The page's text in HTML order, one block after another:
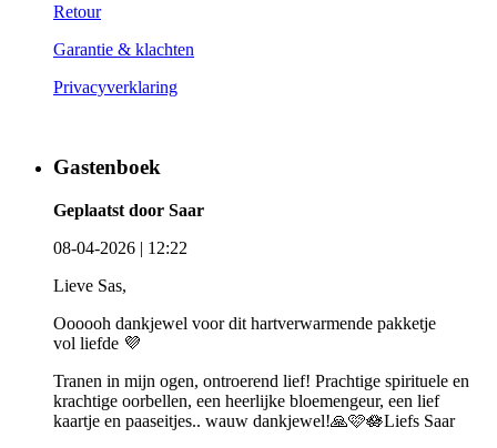
Retour
Garantie & klachten
Privacyverklaring
Gastenboek
Geplaatst door Saar
08-04-2026 | 12:22
Lieve Sas,
Oooooh dankjewel voor dit hartverwarmende pakketje
vol liefde 💜
Tranen in mijn ogen, ontroerend lief! Prachtige spirituele en
krachtige oorbellen, een heerlijke bloemengeur, een lief
kaartje en paaseitjes.. wauw dankjewel!🙏🩷🪷Liefs Saar